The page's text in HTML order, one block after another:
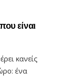
είναι
κανείς
ένα